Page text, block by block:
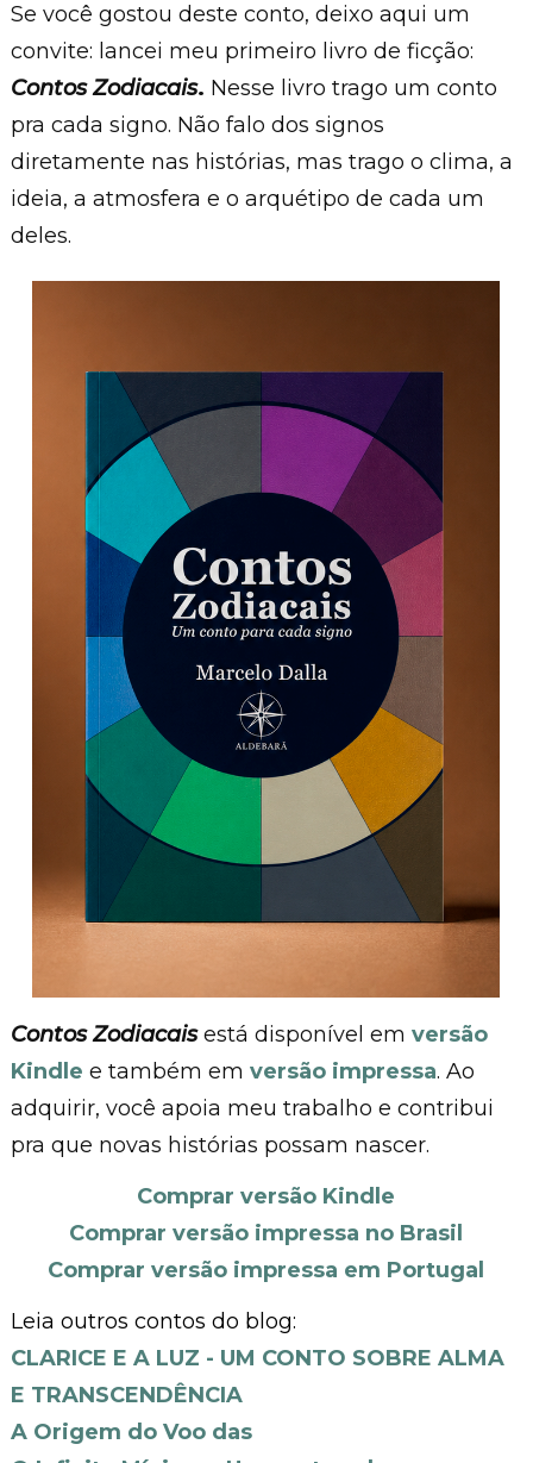
Se você gostou deste conto, deixo aqui um
convite: lancei meu primeiro livro de ficção:
Contos Zodiacais. Nesse livro trago um conto
pra cada signo. Não falo dos signos
diretamente nas histórias, mas trago o clima, a
ideia, a atmosfera e o arquétipo de cada um
deles.
Contos Zodiacaisestá disponível em versão
Kindle e também em versão impressa. Ao
adquirir, você apoia meu trabalho e contribui
pra que novas histórias possam nascer.
Comprar versão Kindle
Comprar versão impressa no Brasil
Comprar versão impressa em Portugal
Leia outros contos do blog:
CLARICE E A LUZ - UM CONTO SOBRE ALMA
E TRANSCENDÊNCIA
A Origem do Voo das